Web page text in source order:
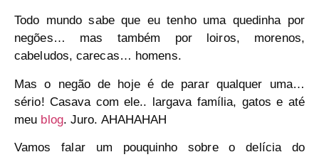
Todo mundo sabe que eu tenho uma quedinha por
negões… mas também por loiros, morenos,
cabeludos, carecas… homens.
Mas o negão de hoje é de parar qualquer uma…
sério! Casava com ele.. largava família, gatos e até
meu blog. Juro. AHAHAHAH
Vamos falar um pouquinho sobre o delícia do